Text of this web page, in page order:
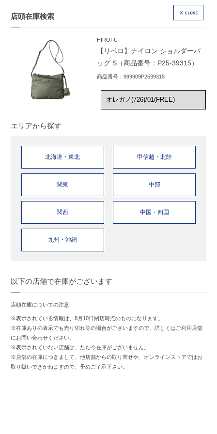
店頭在庫検索
HIROFU
【リベロ】ナイロン ショルダーバ
ッグ S（商品番号：P25-39315）
商品番号：999909P2539315
エリアから探す
北海道・東北 甲信越・北陸
関東 中部
関西 中国・四国
九州・沖縄
以下の店舗で在庫がございます
店頭在庫についての注意
※表示されている情報は、8月10日閉店時点のものになります。
※在庫ありの表示でも売り切れ等の場合がございますので、詳しくはご利用店舗
にお問い合わせください。
※表示されていない店舗は、ただ今在庫がございません。
※店舗の在庫につきまして、他店舗からの取り寄せや、オンラインストアではお
取り扱いできかねますので、予めご了承下さい。